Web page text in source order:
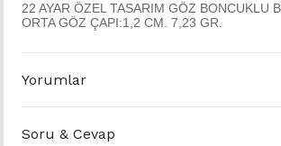
22 AYAR ÖZEL TASARIM GÖZ BONCUKLU
ORTA GÖZ ÇAPI:1,2 CM. 7,23 GR.
Yorumlar
Soru & Cevap